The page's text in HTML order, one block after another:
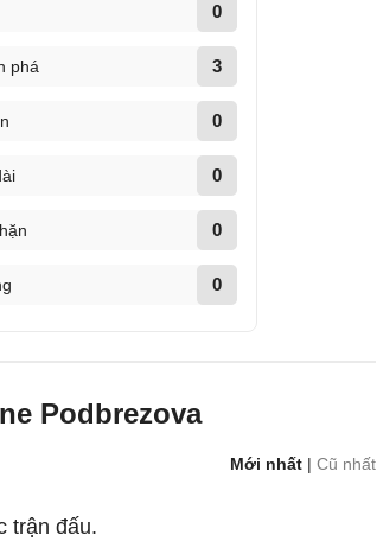
0
phá 3
0
0
0
0
Podbrezova
Mới nhất |Cũ nhất
trận đấu.